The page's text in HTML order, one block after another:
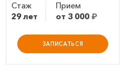
Стаж
29 лет
Прием
от 3 000 ₽
ЗАПИСАТЬСЯ